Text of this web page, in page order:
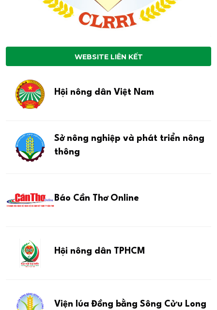
WEBSITE LIÊN KẾT
Hội nông dân Việt Nam
Sở nông nghiệp và phát triển nông
thông
Báo Cần Thơ Online
Hội nông dân TPHCM
Viện lúa Đồng bằng Sông Cửu Long